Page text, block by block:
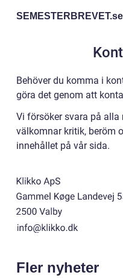
SEMESTERBREVET.se
Behöver du komma i
göra det genom att
Vi försöker svara på
välkomnar kritik, beröm
innehållet på vår sida.
Fler nyheter